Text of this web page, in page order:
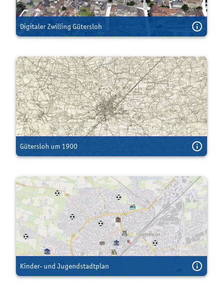
Digitaler Zwilling Gütersloh
Gütersloh um 1900
Kinder- und Jugendstadtplan